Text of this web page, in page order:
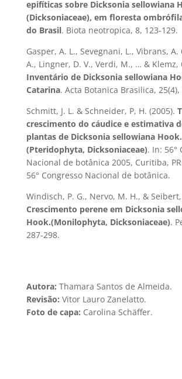
epifíticas sobre Dicksonia sellowiana
(Dicksoniaceae), em floresta
do Brasil. Biota neotropica, 8, 123-129.
Gasper, A. L., Sevegnani, L., Vibrans,
A., Lingner, D. V., Verdi, M., … & Klemz,
Inventário de Dicksonia sellowiana
Catarina. Acta Botanica Brasilica, 25(4),
Schmitt, J. L. & Schneider, P, H. (2005).
crescimento do cáudice e estimativa
plantas de Dicksonia sellowiana Hook.
(Pteridophyta, Dicksoniaceae). In: 56°
Nacional de botânica 2005, Curitiba,
56° Congresso Nacional de botânica.
Windisch, P. G., Nervo, M. H., & Seibert,
Crescimento perene em Dicksonia
Hook.(Monilophyta, Dicksoniaceae).
287-298.
Autora: Thamara Santos de Almeida.
Revisão: Vitor Lauro Zanelatto.
Foto de capa: Carolina Schäffer.